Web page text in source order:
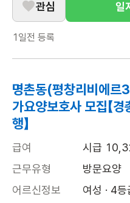
관심 일
1일전 등록
명촌동(평창리비에르
가요양보호사 모집【
행】
급여
시급
근무유형
방문요양
어르신정보
여성 · 4등